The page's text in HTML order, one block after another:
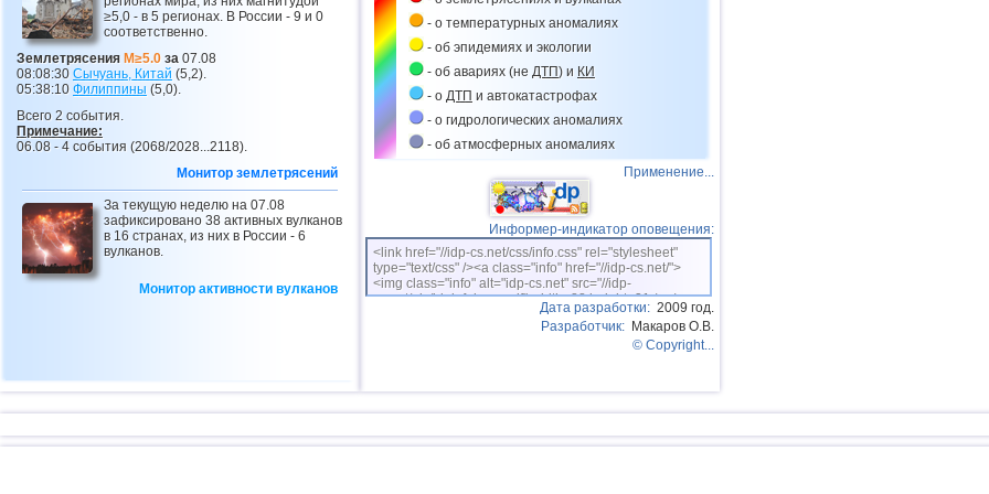
≥5,0 - в 5 регионах. В России - 9 и 0
соответственно.
Землетрясения M≥5.0 за 07.08
08:08:30 Сычуань, Китай (5,2).
05:38:10 Филиппины (5,0).
Всего 2 события.
Примечание:
06.08 - 4 события (2068/2028...2118).
Монитор землетрясений
За текущую неделю на 07.08
зафиксировано 38 активных вулканов
в 16 странах, из них в России - 6
вулканов.
Монитор активности вулканов
- о температурных аномалиях
- об эпидемиях и экологии
- об авариях (не ДТП) и КИ
- о ДТП и автокатастрофах
- о гидрологических аномалиях
- об атмосферных аномалиях
Применение...
Информер-индикатор оповещения:
<link href="//idp-cs.net/css/info.css" rel="stylesheet"
type="text/css" /><a class="info" href="//idp-cs.net/">
<img class="info" alt="idp-cs.net" src="//idp-
cs.net/pix/idpinfok_sm.gif" width=88 height=31 /></a>
Дата разработки: 2009 год.
Разработчик: Макаров О.В.
© Copyright...